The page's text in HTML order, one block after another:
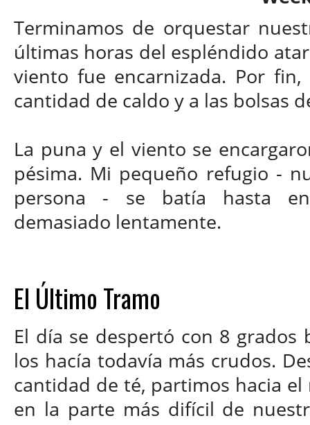
Terminamos de orquestar
últimas horas del espléndido
viento fue encarnizada. Por
cantidad de caldo y a las bolsas
La puna y el viento se
pésima. Mi pequeño refugio -
persona - se batía hasta
demasiado lentamente.
El Último Tramo
El día se despertó con 8
los hacía todavía más crudos.
cantidad de té, partimos hacia
en la parte más difícil de